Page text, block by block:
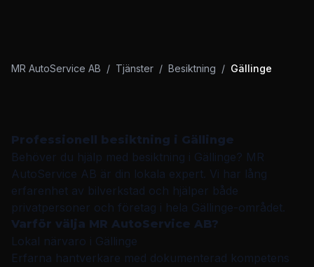
MR AutoService AB / Tjänster / Besiktning / Gällinge
Professionell besiktning i Gällinge
Behöver du hjälp med besiktning i Gällinge? MR
AutoService AB är din lokala expert. Vi har lång
erfarenhet av bilverkstad och hjälper både
privatpersoner och företag i hela Gällinge-området.
Varför välja MR AutoService AB?
Lokal närvaro i Gällinge
Erfarna hantverkare med dokumenterad kompetens